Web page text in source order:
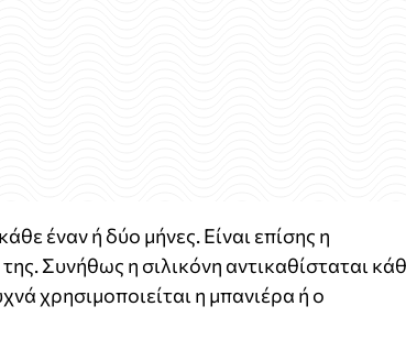
έναν ή δύο μήνες. Είναι επίσης η
Συνήθως η σιλικόνη αντικαθίσταται
χρησιμοποιείται η μπανιέρα ή ο